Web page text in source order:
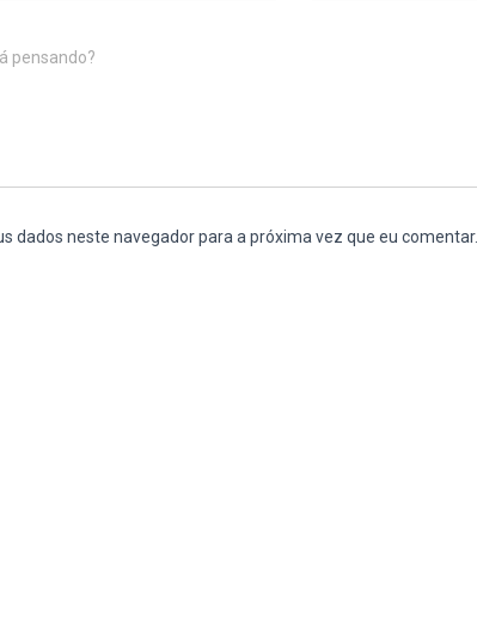
pensando?
dados neste navegador para a próxima vez que eu comentar.